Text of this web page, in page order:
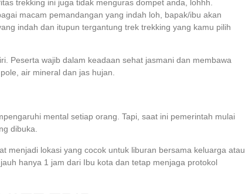
trekking ini juga tidak menguras dompet anda, lohhh.
macam pemandangan yang indah loh, bapak/ibu akan
indah dan itupun tergantung trek trekking yang kamu pilih
Peserta wajib dalam keadaan sehat jasmani dan membawa
air mineral dan jas hujan.
mental setiap orang. Tapi, saat ini pemerintah mulai
dibuka.
menjadi lokasi yang cocok untuk liburan bersama keluarga atau
hanya 1 jam dari Ibu kota dan tetap menjaga protokol